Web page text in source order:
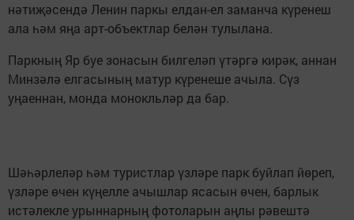
нәтиҗәсендә Ленин паркы елдан-ел заманча күренеш
ала һәм яңа арт-объектлар белән тулылана.
Паркның Яр буе зонасын билгеләп үтәргә кирәк, аннан
Минзәлә елгасының матур күренеше ачыла. Сүз
уңаеннан, монда монокльләр да бар.
Шәһәрлеләр һәм туристлар үзләре парк буйлап йөреп,
үзләре өчен күңелле ачышлар ясасын өчен, барлык
истәлекле урыннарның фотоларын аңлы рәвештә